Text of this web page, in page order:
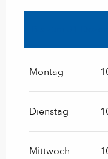
Montag
Dienstag
Mittwoch